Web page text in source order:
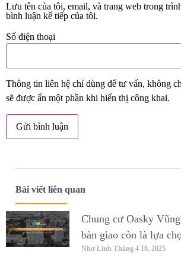
Lưu tên của tôi, email, và trang web trong
bình luận kế tiếp của tôi.
Số điện thoại
Thông tin liên hệ chỉ dùng để tư vấn, không
sẽ được ẩn một phần khi hiển thị công khai.
Bài viết liên quan
Chung cư Oasky
bàn giao còn là lựa
Như Linh Tháng 4 18, 2025